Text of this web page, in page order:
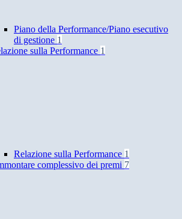
Piano della Performance/Piano esecutivo
di gestione 1
sulla Performance 1
Relazione sulla Performance 1
complessivo dei premi 7